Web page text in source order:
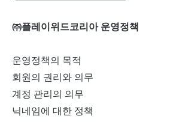
㈜플레이위드코리아 운영정책
운영정책의 목적
회원의 권리와 의무
계정 관리의 의무
닉네임에 대한 정책